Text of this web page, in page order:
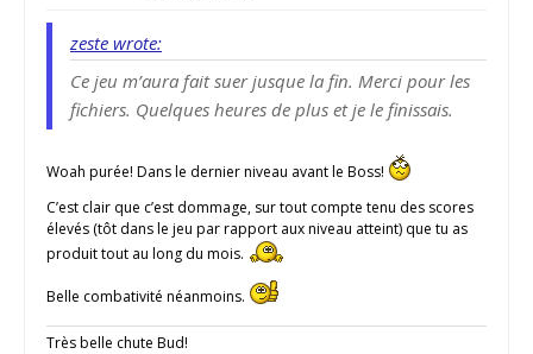
zeste wrote:
Ce jeu m’aura fait suer jusque la fin. Merci pour les
fichiers. Quelques heures de plus et je le finissais.
Woah purée! Dans le dernier niveau avant le Boss!
C’est clair que c’est dommage, sur tout compte tenu des scores
élevés (tôt dans le jeu par rapport aux niveau atteint) que tu as
produit tout au long du mois.
Belle combativité néanmoins.
Très belle chute Bud!